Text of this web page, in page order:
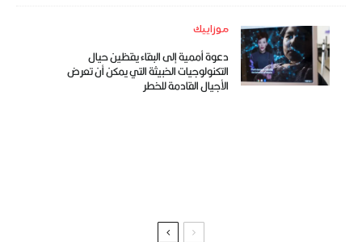
موزاييك
دعوة أممية إلى البقاء يقظين حيال
التكنولوجيات الخبيثة التي يمكن أن تعرض
الأجيال القادمة للخطر